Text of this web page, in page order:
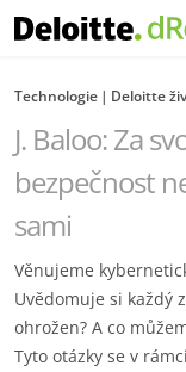
Technologie Deloitte
J. Baloo: Za
bezpečnost
sami
Věnujeme
Uvědomuje si každý
ohrožen? A co
Tyto otázky se v